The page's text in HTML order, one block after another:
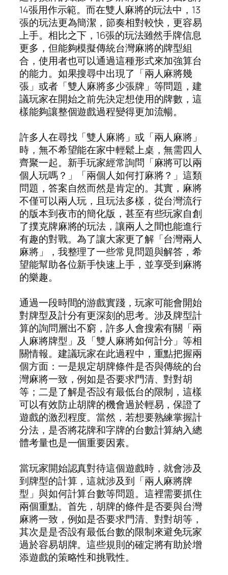
14張用作示範。而在雙人麻將的玩法中，13
張的玩法更為簡潔，節奏相對較快，更容易
上手。相比之下，16張的玩法雖然手牌信息
更多，但能夠模擬傳統台灣麻將的牌型組
合，使用者也可以通過這種形式來加強算台
的能力。如果搜尋中出現了「兩人麻將幾
張」或者「雙人麻將多少張牌」等問題，建
議玩家在開始之前先決定想使用的牌數，這
樣能夠讓整個遊戲過程變得更加流暢。
許多人在尋找「雙人麻將」或「兩人麻將」
時，無不希望能在家中輕鬆上桌，無需四人
齊聚一起。新手玩家經常詢問「麻將可以兩
個人玩嗎？」「兩個人如何打麻將？」這類
問題，答案自然而然是肯定的。其實，麻將
不僅可以兩人玩，且玩法多樣，從台灣流行
的版本到夜市的簡化版，甚至有些玩家自創
了撲克牌麻將的玩法，讓兩人之間也能進行
有趣的對戰。為了讓大家更了解「台灣兩人
麻將」，我整理了一些常見問題與解答，希
望能幫助各位新手快速上手，並享受到麻將
的樂趣。
通過一段時間的游戲實踐，玩家可能會開始
對牌型及計分有更深刻的思考。涉及牌型計
算的詢問層出不窮，許多人會搜索有關「兩
人麻將牌型」及「雙人麻將如何計分」等相
關情報。建議玩家在此過程中，重點把握兩
個方面：一是規定胡牌條件是否與傳統的台
灣麻將一致，例如是否要求門清、對對胡
等；二是了解是否設有最低台的限制，這樣
可以有效防止胡牌的機會過於輕易，保證了
遊戲的激烈程度。當然，若想要熟練掌握計
分法，是否將花牌和字牌的台數計算納入總
體考量也是一個重要因素。
當玩家開始認真對待這個遊戲時，就會涉及
到牌型的計算，這就涉及到「兩人麻將牌
型」與如何計算台數等問題。這裡需要抓住
兩個重點。首先，胡牌的條件是否要與台灣
麻將一致，例如是否要求門清、對對胡等，
其次是是否設有最低台數的限制來避免玩家
過於容易胡牌。這些規則的確定將有助於增
添遊戲的策略性和挑戰性。